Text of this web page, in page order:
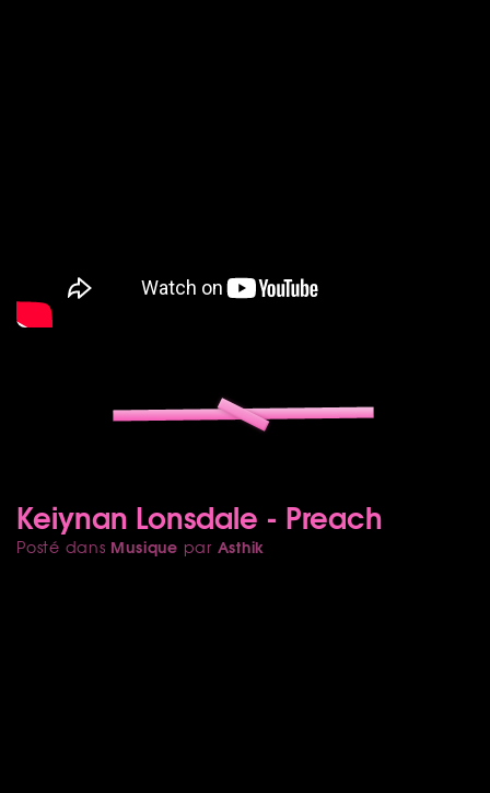
Keiynan Lonsdale - Preach
Posté dans Musique par Asthik